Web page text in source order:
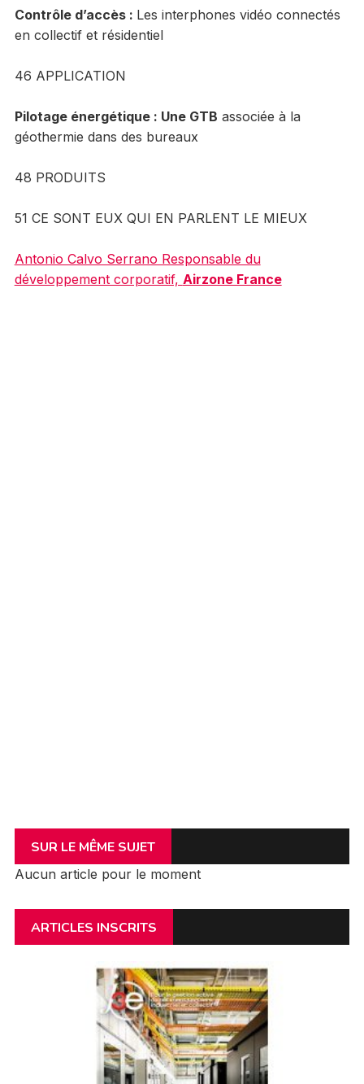
Contrôle d’accès: Les interphones vidéo connectés
en collectif et résidentiel
46 APPLICATION
Pilotage énergétique : Une GTB associée à la
géothermie dans des bureaux
48 PRODUITS
51 CE SONT EUX QUI EN PARLENT LE MIEUX
Antonio Calvo Serrano Responsable du
développement corporatif, Airzone France
SUR LE MÊME SUJET
Aucun article pour le moment
ARTICLES INSCRITS